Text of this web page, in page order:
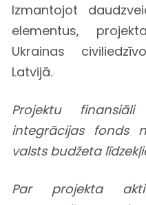
Izmantojot
elementus,
Ukrainas
Latvijā.
Projektu
integrācijas fonds
valsts budžeta
Par projekta